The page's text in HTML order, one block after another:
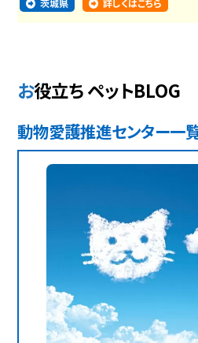
茨城県 詳しくはこちら
お役立ち ペットBLOG
動物愛護推進センター